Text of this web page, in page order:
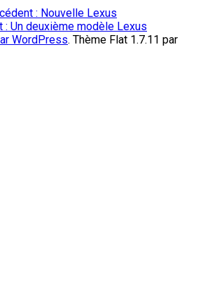
: Nouvelle Lexus
: Un deuxième modèle Lexus
WordPress. Thème Flat 1.7.11 par